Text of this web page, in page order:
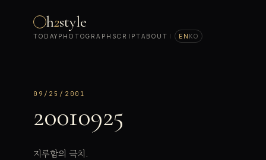
h2style
TODAY PHOTOGRAPH SCRIPTABOUT | EN KO
09/25/2001
20010925
지루함의 극치.